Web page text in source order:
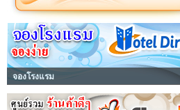
จองโรงแรม